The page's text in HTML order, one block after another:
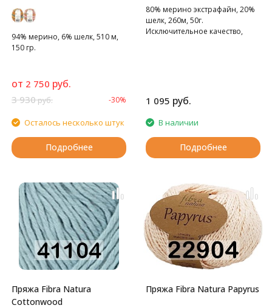
94% мерино, 6% шелк, 510 м,
150 гр.
от 2 750 руб.
3 930руб. -30%
Осталось несколько штук
Подробнее
80% мерино экстрафайн, 20%
шелк, 260м, 50г.
Исключительное качество,
1 095 руб.
В наличии
Подробнее
Пряжа Fibra Natura
Cottonwood
Пряжа Fibra Natura Papyrus